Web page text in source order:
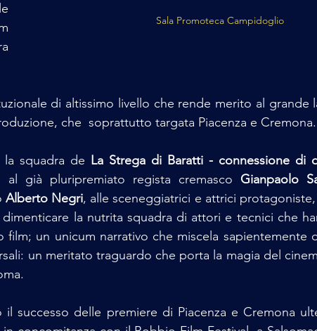
Sala Promoteca Campidoglio
di altissimo livello che rende merito al grande
che  soprattutto targata Piacenza e Cremona.
squadra de La Strega di Baratti - connessione di
già pluripremiato regista cremasco Gianpaolo
Alberto Negri, alle sceneggiatrici e attrici protagoniste,
dimenticare la nutrita squadra di attori e tecnici che
film; un unicum narrativo che miscela sapientemente
un meritato traguardo che porta la magia del
il successo delle premiere di Piacenza e Cremona